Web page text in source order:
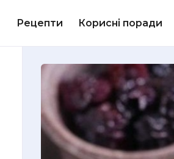
Рецепти Корисні поради